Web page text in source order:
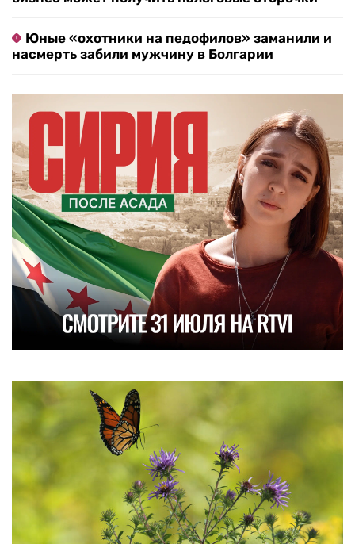
Юные «охотники на педофилов» заманили и
насмерть забили мужчину в Болгарии